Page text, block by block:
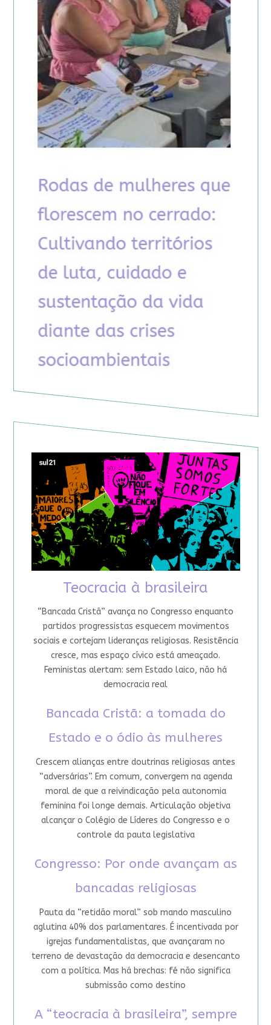
Teocracia à brasileira
“Bancada Cristã” avança no Congresso enquanto
partidos progressistas esquecem movimentos
sociais e cortejam lideranças religiosas. Resistência
cresce, mas espaço cívico está ameaçado.
Feministas alertam: sem Estado laico, não há
democracia real
Bancada Cristã: a tomada do
Estado e o ódio às mulheres
Crescem alianças entre doutrinas religiosas antes
“adversárias”. Em comum, convergem na agenda
moral de que a reivindicação pela autonomia
feminina foi longe demais. Articulação objetiva
alcançar o Colégio de Líderes do Congresso e o
controle da pauta legislativa
Congresso: Por onde avançam as
bancadas religiosas
Pauta da “retidão moral” sob mando masculino
aglutina 40% dos parlamentares. É incentivada por
igrejas fundamentalistas, que avançaram no
terreno de devastação da democracia e desencanto
com a política. Mas há brechas: fé não significa
submissão como destino
A “teocracia à brasileira”, sempre